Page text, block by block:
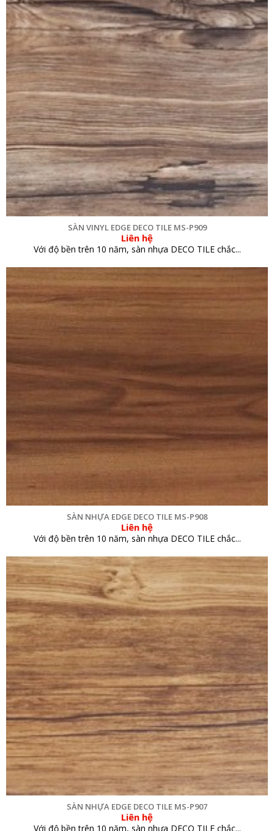
SÀN VINYL EDGE DECO TILE MS-P909
Liên hệ
Với độ bền trên 10 năm, sàn nhựa DECO TILE chắc...
SÀN NHỰA EDGE DECO TILE MS-P908
Liên hệ
Với độ bền trên 10 năm, sàn nhựa DECO TILE chắc...
SÀN NHỰA EDGE DECO TILE MS-P907
Liên hệ
Với độ bền trên 10 năm, sàn nhựa DECO TILE chắc...